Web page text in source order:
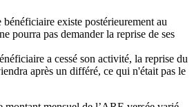
bénéficiaire existe postérieurement au
pourra pas demander la reprise de ses
a cessé son activité, la reprise du
après un différé, ce qui n'était pas le